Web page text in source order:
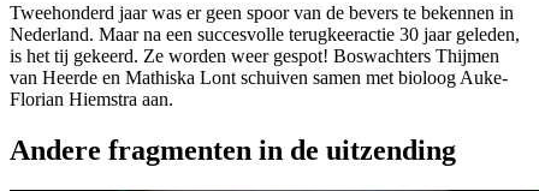
Tweehonderd jaar was er geen spoor van de bevers te bekennen in
Nederland. Maar na een succesvolle terugkeeractie 30 jaar geleden,
is het tij gekeerd. Ze worden weer gespot! Boswachters Thijmen
van Heerde en Mathiska Lont schuiven samen met bioloog Auke-
Florian Hiemstra aan.
Andere fragmenten in de uitzending